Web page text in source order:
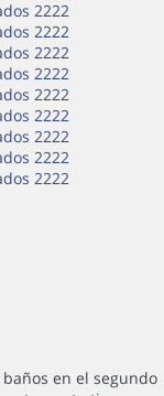
en el segundo